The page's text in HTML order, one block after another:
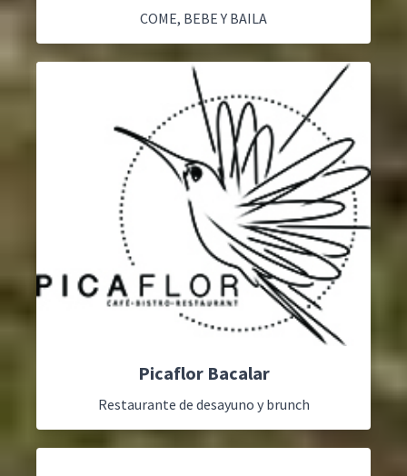
COME, BEBE Y BAILA
Picaflor Bacalar
Restaurante de desayuno y brunch